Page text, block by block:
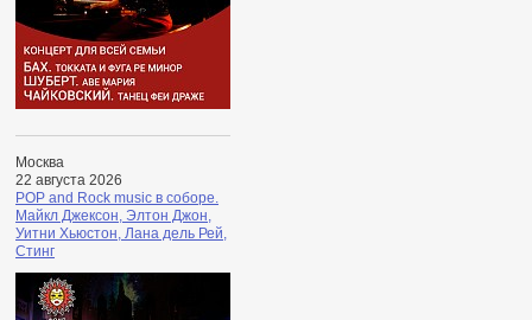
Москва
22 августа 2026
POP and Rock music в соборе.
Майкл Джексон, Элтон Джон,
Уитни Хьюстон, Лана дель Рей,
Стинг